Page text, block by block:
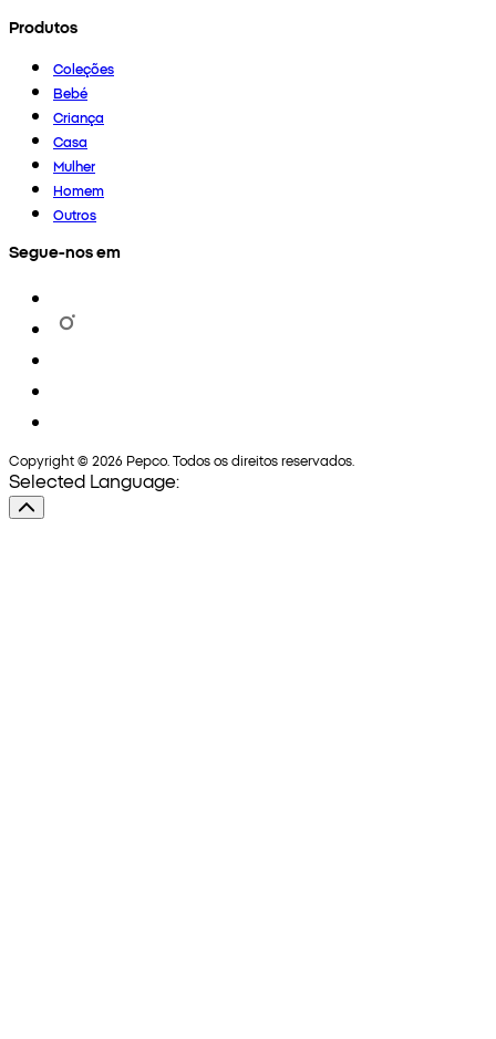
Produtos
Coleções
Bebé
Criança
Casa
Mulher
Homem
Outros
Segue-nos em
Copyright © 2026 Pepco. Todos os direitos reservados.
Selected Language: